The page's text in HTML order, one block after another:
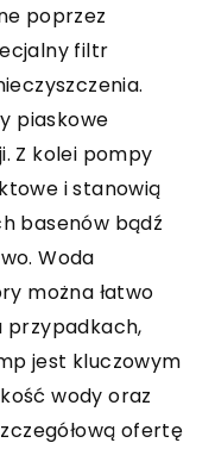
poprzez
filtr
piaskowe
Z kolei pompy
i stanowią
basenów bądź
Woda
można łatwo
przypadkach,
jest kluczowym
wody oraz
ofertę